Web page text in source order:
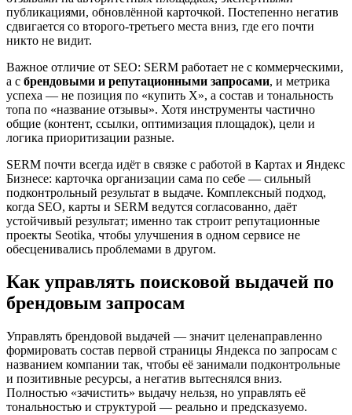
публикациями, обновлённой карточкой. Постепенно негатив
сдвигается со второго-третьего места вниз, где его почти
никто не видит.
Важное отличие от SEO: SERM работает не с коммерческими,
а с брендовыми и репутационными запросами, и метрика
успеха — не позиция по «купить X», а состав и тональность
топа по «название отзывы». Хотя инструменты частично
общие (контент, ссылки, оптимизация площадок), цели и
логика приоритизации разные.
SERM почти всегда идёт в связке с работой в Картах и Яндекс
Бизнесе: карточка организации сама по себе — сильный
подконтрольный результат в выдаче. Комплексный подход,
когда SEO, карты и SERM ведутся согласованно, даёт
устойчивый результат; именно так строит репутационные
проекты Seotika, чтобы улучшения в одном сервисе не
обесценивались проблемами в другом.
Как управлять поисковой выдачей по
брендовым запросам
Управлять брендовой выдачей — значит целенаправленно
формировать состав первой страницы Яндекса по запросам с
названием компании так, чтобы её занимали подконтрольные
и позитивные ресурсы, а негатив вытеснялся вниз.
Полностью «зачистить» выдачу нельзя, но управлять её
тональностью и структурой — реально и предсказуемо.